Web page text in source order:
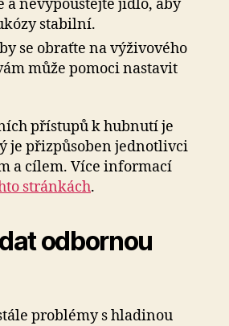
a nevypouštějte jídlo, aby
stabilní.
se obraťte na výživového
může pomoci nastavit
přístupů k hubnutí je
je přizpůsoben jednotlivci
a cílem. Více informací
stránkách.
odbornou
problémy s hladinou